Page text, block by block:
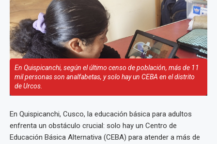
En Quispicanchi, según el último censo de población, más de 11
mil personas son analfabetas, y solo hay un CEBA en el distrito
de Urcos.
En Quispicanchi, Cusco, la educación básica para adultos
enfrenta un obstáculo crucial: solo hay un Centro de
Educación Básica Alternativa (CEBA) para atender a más de